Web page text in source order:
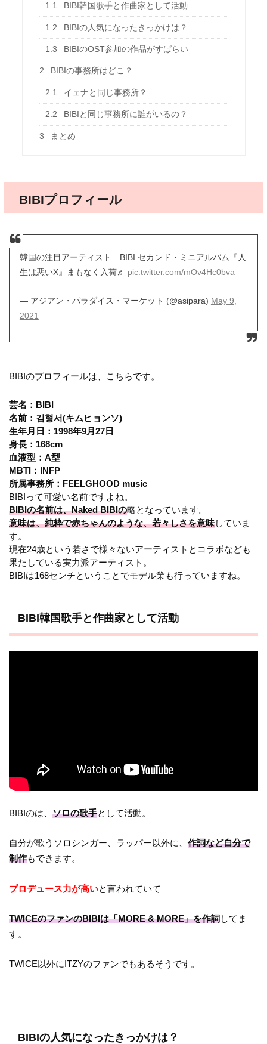
1.1 BIBI韓国歌手と作曲家として活動
1.2 BIBIの人気になったきっかけは？
1.3 BIBIのOST参加の作品がすばらい
2 BIBIの事務所はどこ？
2.1 イェナと同じ事務所？
2.2 BIBIと同じ事務所に誰がいるの？
3 まとめ
BIBIプロフィール
韓国の注目アーティスト BIBI セカンド・ミニアルバム『人
生は悪いX』まもなく入荷♬ pic.twitter.com/mOv4Hc0bva
— アジアン・パラダイス・マーケット (@asipara) May 9,
2021
BIBIのプロフィールは、こちらです。
芸名：BIBI
名前：김형서(キムヒョンソ)
生年月日：1998年9月27日
身長：168cm
血液型：A型
MBTI：INFP
所属事務所：FEELGHOOD music
BIBIって可愛い名前ですよね。
BIBIの名前は、Naked BIBIの略となっています。
意味は、純粋で赤ちゃんのような、若々しさを意味していま
す。
現在24歳という若さで様々ないアーティストとコラボなども
果たしている実力派アーティスト。
BIBIは168センチということでモデル業も行っていますね。
BIBI韓国歌手と作曲家として活動
BIBIのは、ソロの歌手として活動。
自分が歌うソロシンガー、ラッパー以外に、作詞など自分で
制作もできます。
プロデュース力が高いと言われていて
TWICEのファンのBIBIは「MORE & MORE」を作詞 してま
す。
TWICE以外にITZYのファンでもあるそうです。
BIBIの人気になったきっかけは？